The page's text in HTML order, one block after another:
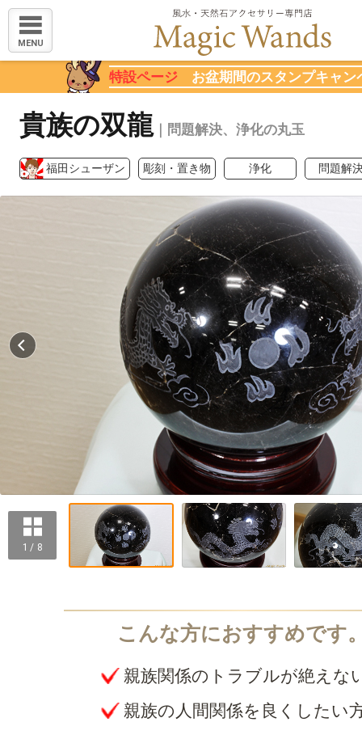
MENU
特設ページ お盆期間のスタンプキャン
貴族の双龍｜問題解決、浄化の丸玉
福田シューザン 彫刻・置き物 浄化 問題解
1 / 8
親族関係のトラブルが絶えな
親族の人間関係を良くしたい